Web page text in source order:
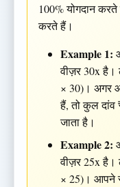
100% योगदान
करते हैं।
Example 1:
वीज़र 30x है।
× 30)। अगर
हैं, तो कुल दांव
जाता है।
Example 2:
वीज़र 25x है।
× 25)। आपने